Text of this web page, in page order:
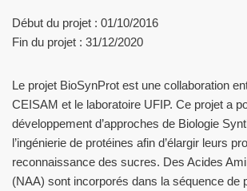
Début du projet : 01/10/2016
Fin du projet : 31/12/2020
Le projet BioSynProt est une collaboration
CEISAM et le laboratoire UFIP. Ce projet a
développement d’approches de Biologie
l’ingénierie de protéines afin d’élargir leurs
reconnaissance des sucres. Des Acides
(NAA) sont incorporés dans la séquence de